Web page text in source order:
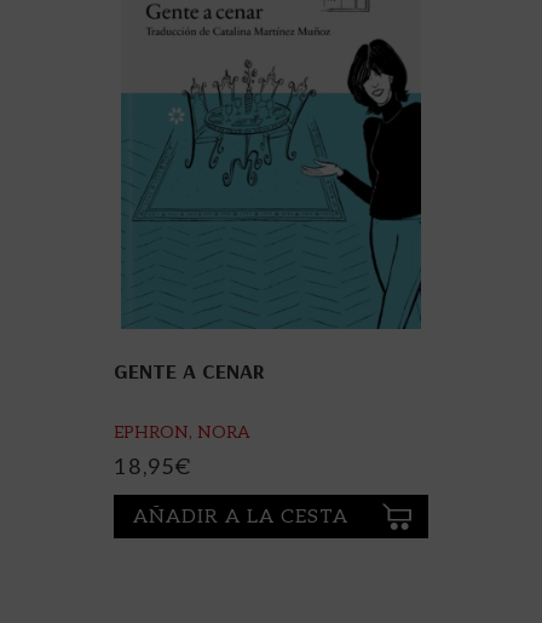
GENTE A CENAR
EPHRON, NORA
18,95€
AÑADIR A LA CESTA